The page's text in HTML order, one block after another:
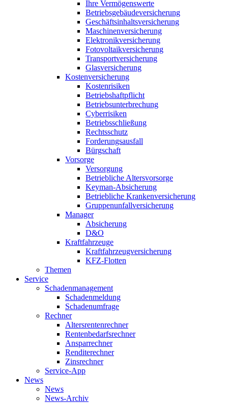
Ihre Vermögenswerte
Betriebsgebäudeversicherung
Geschäftsinhaltsversicherung
Maschinenversicherung
Elektronikversicherung
Fotovoltaikversicherung
Transportversicherung
Glasversicherung
Kostenversicherung
Kostenrisiken
Betriebshaftpflicht
Betriebsunterbrechung
Cyberrisiken
Betriebsschließung
Rechtsschutz
Forderungsausfall
Bürgschaft
Vorsorge
Versorgung
Betriebliche Altersvorsorge
Keyman-Absicherung
Betriebliche Krankenversicherung
Gruppenunfallversicherung
Manager
Absicherung
D&O
Kraftfahrzeuge
Kraftfahrzeugversicherung
KFZ-Flotten
Themen
Service
Schadenmanagement
Schadenmeldung
Schadenumfrage
Rechner
Altersrentenrechner
Rentenbedarfsrechner
Ansparrechner
Renditerechner
Zinsrechner
Service-App
News
News
News-Archiv